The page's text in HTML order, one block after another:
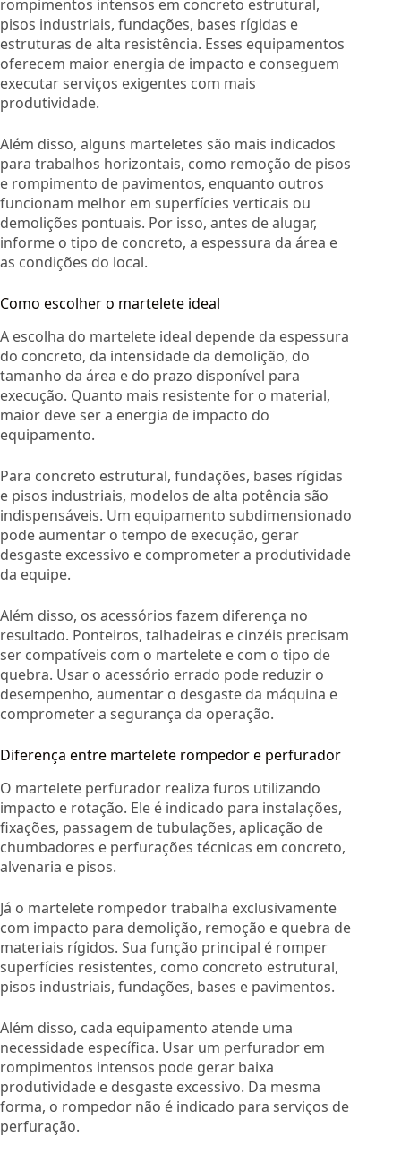
rompimentos intensos em concreto estrutural,
pisos industriais, fundações, bases rígidas e
estruturas de alta resistência. Esses equipamentos
oferecem maior energia de impacto e conseguem
executar serviços exigentes com mais
produtividade.
Além disso, alguns marteletes são mais indicados
para trabalhos horizontais, como remoção de pisos
e rompimento de pavimentos, enquanto outros
funcionam melhor em superfícies verticais ou
demolições pontuais. Por isso, antes de alugar,
informe o tipo de concreto, a espessura da área e
as condições do local.
Como escolher o martelete ideal
A escolha do martelete ideal depende da espessura
do concreto, da intensidade da demolição, do
tamanho da área e do prazo disponível para
execução. Quanto mais resistente for o material,
maior deve ser a energia de impacto do
equipamento.
Para concreto estrutural, fundações, bases rígidas
e pisos industriais, modelos de alta potência são
indispensáveis. Um equipamento subdimensionado
pode aumentar o tempo de execução, gerar
desgaste excessivo e comprometer a produtividade
da equipe.
Além disso, os acessórios fazem diferença no
resultado. Ponteiros, talhadeiras e cinzéis precisam
ser compatíveis com o martelete e com o tipo de
quebra. Usar o acessório errado pode reduzir o
desempenho, aumentar o desgaste da máquina e
comprometer a segurança da operação.
Diferença entre martelete rompedor e perfurador
O martelete perfurador realiza furos utilizando
impacto e rotação. Ele é indicado para instalações,
fixações, passagem de tubulações, aplicação de
chumbadores e perfurações técnicas em concreto,
alvenaria e pisos.
Já o martelete rompedor trabalha exclusivamente
com impacto para demolição, remoção e quebra de
materiais rígidos. Sua função principal é romper
superfícies resistentes, como concreto estrutural,
pisos industriais, fundações, bases e pavimentos.
Além disso, cada equipamento atende uma
necessidade específica. Usar um perfurador em
rompimentos intensos pode gerar baixa
produtividade e desgaste excessivo. Da mesma
forma, o rompedor não é indicado para serviços de
perfuração.